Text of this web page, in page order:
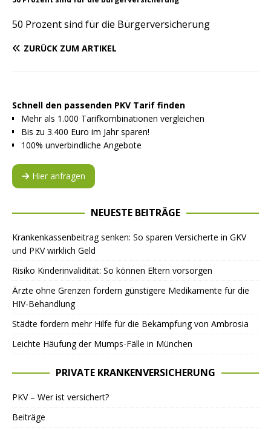
50 Prozent sind für die Bürgerversicherung
ZURÜCK ZUM ARTIKEL
Schnell den passenden PKV Tarif finden
Mehr als 1.000 Tarifkombinationen vergleichen
Bis zu 3.400 Euro im Jahr sparen!
100% unverbindliche Angebote
Hier anfragen
NEUESTE BEITRÄGE
Krankenkassenbeitrag senken: So sparen Versicherte in GKV
und PKV wirklich Geld
Risiko Kinderinvalidität: So können Eltern vorsorgen
Ärzte ohne Grenzen fordern günstigere Medikamente für die
HIV-Behandlung
Städte fordern mehr Hilfe für die Bekämpfung von Ambrosia
Leichte Häufung der Mumps-Fälle in München
PRIVATE KRANKENVERSICHERUNG
PKV – Wer ist versichert?
Beiträge